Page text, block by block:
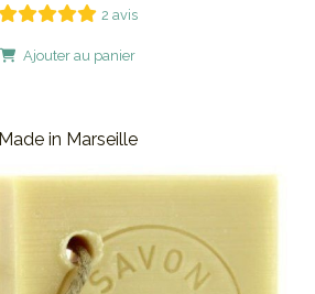
2 avis
Ajouter au panier
Made in Marseille